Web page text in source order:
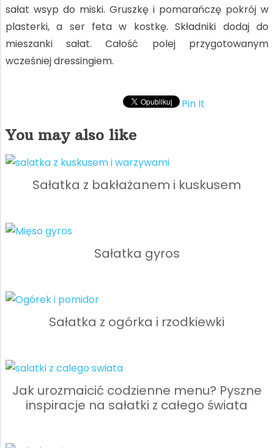
sałat wsyp do miski. Gruszkę i pomarańczę pokrój w
plasterki, a ser feta w kostkę. Składniki dodaj do
mieszanki sałat. Całość polej przygotowanym
wcześniej dressingiem.
Pin It
You may also like
Sałatka z bakłażanem i kuskusem
Sałatka gyros
Sałatka z ogórka i rzodkiewki
Jak urozmaicić codzienne menu? Pyszne
inspiracje na sałatki z całego świata